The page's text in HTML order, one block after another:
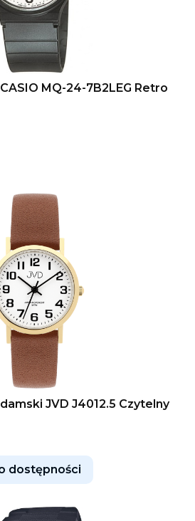
MQ-24-7B2LEG Retro
JVD J4012.5 Czytelny
dostępności